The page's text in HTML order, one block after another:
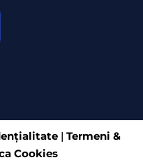
| Termeni &
Cookies